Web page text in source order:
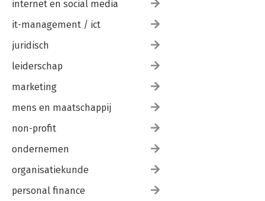
internet en social media
it-management / ict
juridisch
leiderschap
marketing
mens en maatschappij
non-profit
ondernemen
organisatiekunde
personal finance